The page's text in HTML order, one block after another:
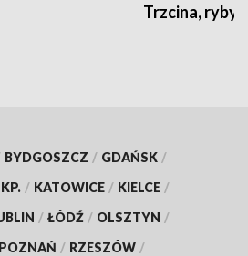
Trzcina, ryby
BYDGOSZCZ / GDAŃSK /
/ KATOWICE / KIELCE /
/ ŁÓDŹ / OLSZTYN /
POZNAŃ / RZESZÓW /